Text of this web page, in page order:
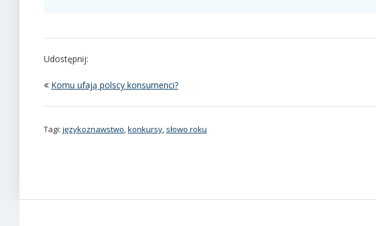
Udostępnij:
Komu ufają polscy konsumenci?
Tagi: językoznawstwo,konkursy, słowo roku